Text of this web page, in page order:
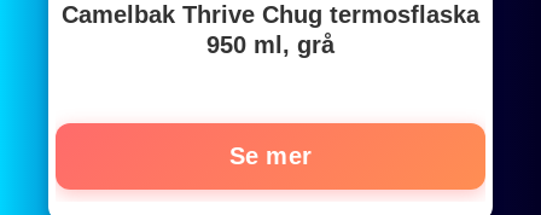
Camelbak Thrive Chug termosflaska
950 ml, grå
Se mer